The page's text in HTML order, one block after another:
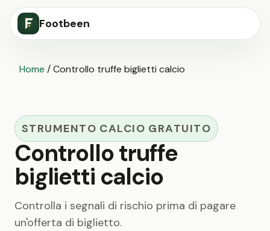
Footbeen
Home /Controllo truffe biglietti calcio
STRUMENTO CALCIO GRATUITO
Controllo truffe
biglietti calcio
Controlla i segnali di rischio prima di pagare
un'offerta di biglietto.